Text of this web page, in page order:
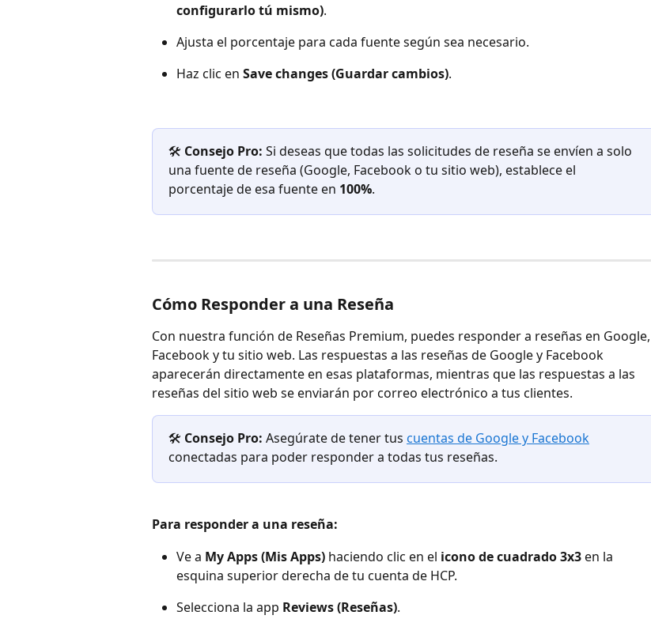
configurarlo tú mismo).
Ajusta el porcentaje para cada fuente según sea necesario.
Haz clic en Save changes (Guardar cambios).
🛠️ Consejo Pro: Si deseas que todas las solicitudes de reseña se envíen a solo
una fuente de reseña (Google, Facebook o tu sitio web), establece el
porcentaje de esa fuente en 100%.
Cómo Responder a una Reseña
Con nuestra función de Reseñas Premium, puedes responder a reseñas en Google,
Facebook y tu sitio web. Las respuestas a las reseñas de Google y Facebook
aparecerán directamente en esas plataformas, mientras que las respuestas a las
reseñas del sitio web se enviarán por correo electrónico a tus clientes.
🛠️ Consejo Pro: Asegúrate de tener tus cuentas de Google y Facebook
conectadas para poder responder a todas tus reseñas.
Para responder a una reseña:
Ve a My Apps (Mis Apps) haciendo clic en el icono de cuadrado 3x3 en la
esquina superior derecha de tu cuenta de HCP.
Selecciona la app Reviews (Reseñas).